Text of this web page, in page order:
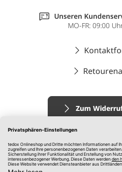
Unseren
MO-FR: 09:00
Zum
AGB